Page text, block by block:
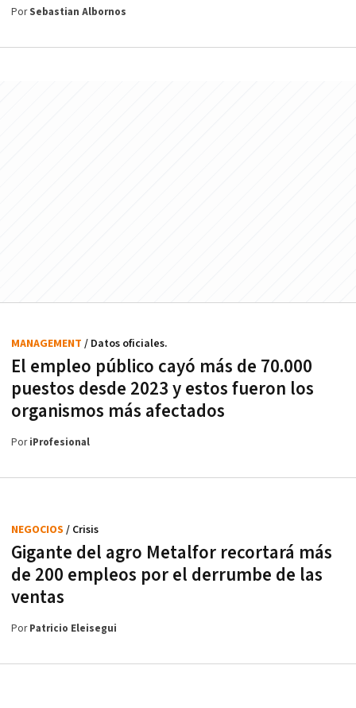
PorSebastian Albornos
El empleo público cayó más de 70.000
puestos desde 2023 y estos fueron los
organismos más afectados
MANAGEMENT / Datos oficiales.
PoriProfesional
Gigante del agro Metalfor recortará más
de 200 empleos por el derrumbe de las
ventas
NEGOCIOS / Crisis
PorPatricio Eleisegui